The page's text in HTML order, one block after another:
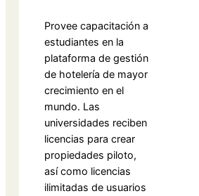
Provee capacitación a
estudiantes en la
plataforma de gestión
de hotelería de mayor
crecimiento en el
mundo. Las
universidades reciben
licencias para crear
propiedades piloto,
así como licencias
ilimitadas de usuarios